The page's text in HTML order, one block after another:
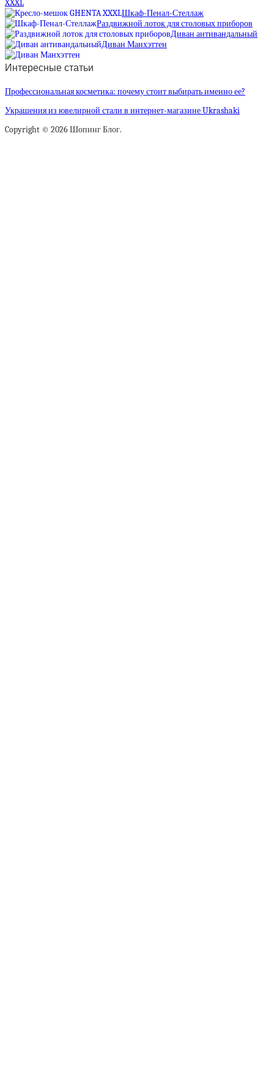
XXXL
Шкаф-Пенал-Стеллаж
Раздвижной лоток для столовых приборов
Диван антивандальный
Диван Манхэттен
Интересные статьи
Профессиональная косметика: почему стоит выбирать именно ее?
Украшения из ювелирной стали в интернет-магазине Ukrashaki
Copyright © 2026 Шопинг Блог.